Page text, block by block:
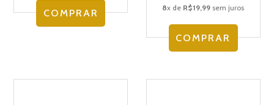
COMPRAR 8x de R$19,99 sem juros
COMPRAR